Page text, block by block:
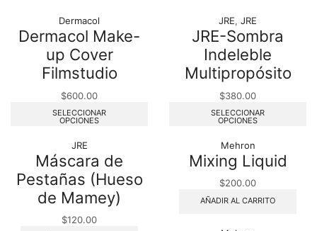
Dermacol
Dermacol Make-
up Cover
Filmstudio
$600.00
SELECCIONAR
OPCIONES
JRE, JRE
JRE-Sombra
Indeleble
Multipropósito
$380.00
SELECCIONAR
OPCIONES
JRE
Máscara de
Pestañas (Hueso
de Mamey)
$120.00
Mehron
Mixing Liquid
$200.00
AÑADIR AL CARRITO